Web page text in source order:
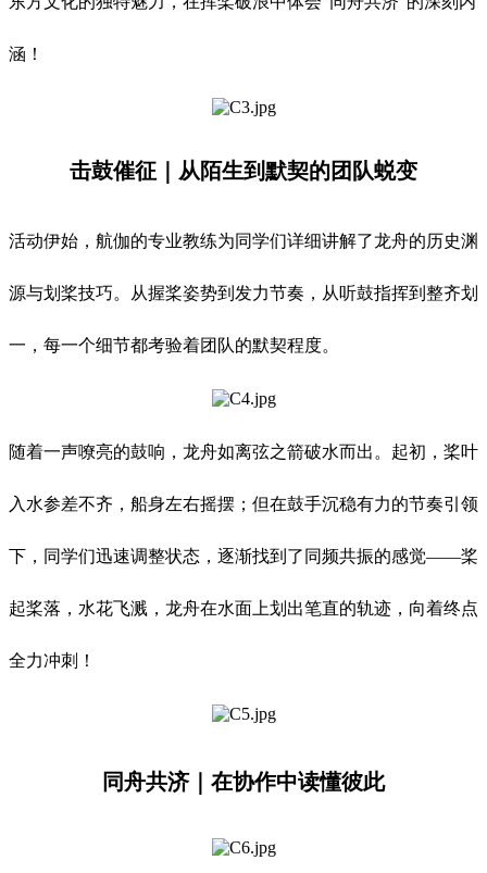
涵！
击鼓催征｜从陌生到默契的团队蜕变
活动伊始，航伽的专业教练为同学们详细讲解了龙舟的历史渊
源与划桨技巧。从握桨姿势到发力节奏，从听鼓指挥到整齐划
一，每一个细节都考验着团队的默契程度。
随着一声嘹亮的鼓响，龙舟如离弦之箭破水而出。起初，桨叶
入水参差不齐，船身左右摇摆；但在鼓手沉稳有力的节奏引领
下，同学们迅速调整状态，逐渐找到了同频共振的感觉——桨
起桨落，水花飞溅，龙舟在水面上划出笔直的轨迹，向着终点
全力冲刺！
同舟共济｜在协作中读懂彼此